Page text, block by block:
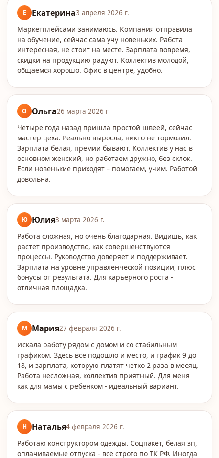
Е Екатерина3 апреля 2026 г.
Маркетплейсами занимаюсь. Компания отправила
на обучение, сейчас сама учу новеньких. Работа
интересная, не стоит на месте. Зарплата вовремя,
скидки на продукцию радуют. Коллектив молодой,
общаемся хорошо. Офис в центре, удобно.
О Ольга26 марта 2026 г.
Четыре года назад пришла простой швеей, сейчас
мастер цеха. Реально выросла, никто не тормозил.
Зарплата белая, премии бывают. Коллектив у нас в
основном женский, но работаем дружно, без склок.
Если новенькие приходят – помогаем, учим. Работой
довольна.
Ю Юлия3 марта 2026 г.
Работа сложная, но очень благодарная. Видишь, как
растет производство, как совершенствуются
процессы. Руководство доверяет и поддерживает.
Зарплата на уровне управленческой позиции, плюс
бонусы от результата. Для карьерного роста -
отличная площадка.
М Мария27 февраля 2026 г.
Искала работу рядом с домом и со стабильным
графиком. Здесь все подошло и место, и график 9 до
18, и зарплата, которую платят четко 2 раза в месяц.
Работа несложная, коллектив приятный. Для меня
как для мамы с ребенком - идеальный вариант.
Н Наталья4 февраля 2026 г.
Работаю конструктором одежды. Соцпакет, белая зп,
оплачиваемые отпуска - всё строго по ТК РФ. Иногда